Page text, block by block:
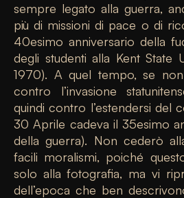
sempre legato alla guerra,
più di missioni di pace o di
40esimo anniversario della
degli studenti alla Kent State
1970). A quel tempo, se
contro l’invasione
quindi contro l’estendersi del
30 Aprile cadeva il 35esimo
della guerra). Non cederò
facili moralismi, poiché
solo alla fotografia, ma vi
dell’epoca che ben